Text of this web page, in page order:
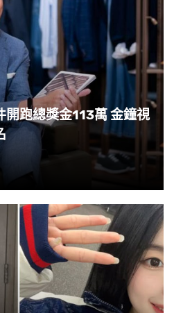
開跑總獎金113萬 金鐘視